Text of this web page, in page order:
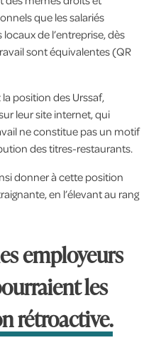
que les salariés
de l’entreprise, dès
sont équivalentes (QR
position des Urssaf,
leur site internet, qui
ne constitue pas un motif
des titres-restaurants.
donner à cette position
en l’élevant au rang
employeurs
les
rétroactive.